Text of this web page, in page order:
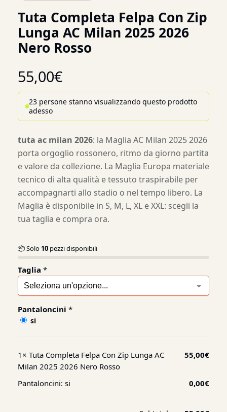
Tuta Completa Felpa Con Zip
Lunga AC Milan 2025 2026
Nero Rosso
55,00€
23 persone stanno visualizzando questo prodotto
adesso
tuta ac milan 2026: la Maglia AC Milan 2025 2026
porta orgoglio rossonero, ritmo da giorno partita
e valore da collezione. La Maglia Europa materiale
tecnico di alta qualità e tessuto traspirabile per
accompagnarti allo stadio o nel tempo libero. La
Maglia è disponibile in S, M, L, XL e XXL: scegli la
tua taglia e compra ora.
📦 Solo 10 pezzi disponibili
Taglia *
Pantaloncini *
si
1× Tuta Completa Felpa Con Zip Lunga AC
Milan 2025 2026 Nero Rosso
55,00€
Pantaloncini: si 0,00€